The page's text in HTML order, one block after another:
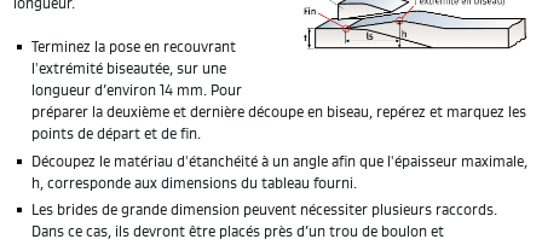
longueur.
Terminez la pose en recouvrant
l'extrémité biseautée, sur une
longueur d’environ 14 mm. Pour
préparer la deuxième et dernière découpe en biseau, repérez et marquez les
points de départ et de fin.
Découpez le matériau d'étanchéité à un angle afin que l'épaisseur maximale,
h, corresponde aux dimensions du tableau fourni.
Les brides de grande dimension peuvent nécessiter plusieurs raccords.
Dans ce cas, ils devront être placés près d’un trou de boulon et